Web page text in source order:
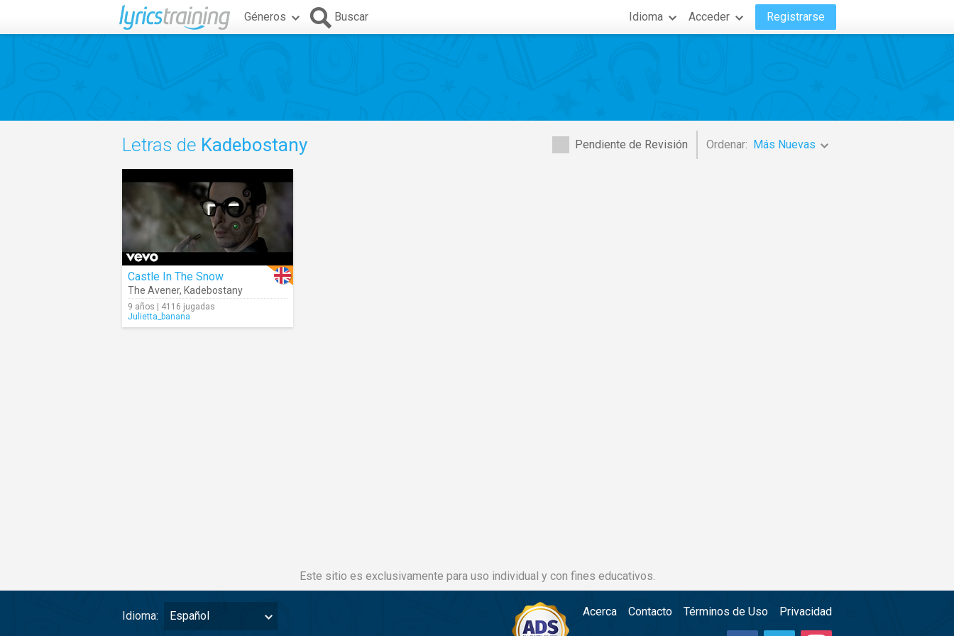
Géneros Buscar Idioma Acceder Registrarse
Pendiente de Revisión Ordenar: Más Nuevas
Letras de Kadebostany
Castle In The Snow
The Avener, Kadebostany
9 años | 4116 jugadas
Julietta_banana
Este sitio es exclusivamente para uso individual y con fines educativos.
Idioma: Español Acerca Contacto Términos de Uso Privacidad